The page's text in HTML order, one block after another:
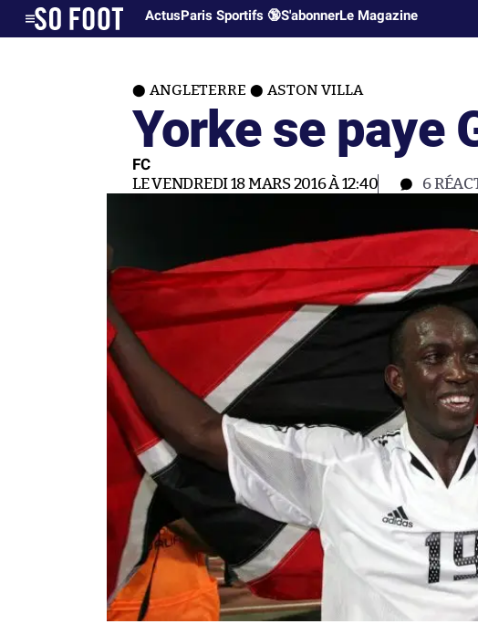
ActusParis Sportifs 🔞S'abonnerLe Magazine
ANGLETERRE ASTON VILLA
Yorke se paye
FC
LE VENDREDI 18 MARS 2016 À 12:40 6